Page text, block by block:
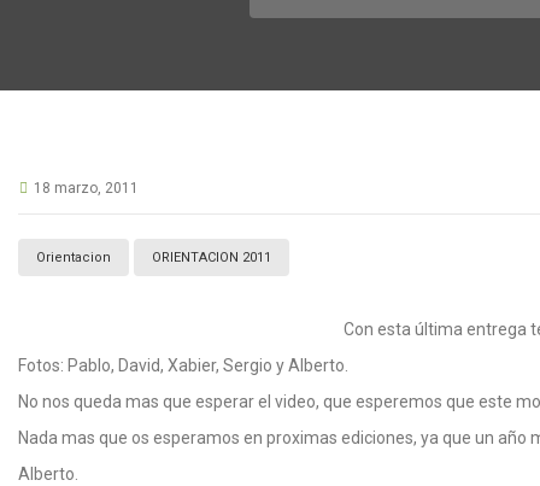
18 marzo, 2011
Orientacion ORIENTACION 2011
Con esta última entrega
Fotos: Pablo, David, Xabier, Sergio y Alberto.
No nos queda mas que esperar el video, que esperemos que este
Nada mas que os esperamos en proximas ediciones, ya que un
Alberto.